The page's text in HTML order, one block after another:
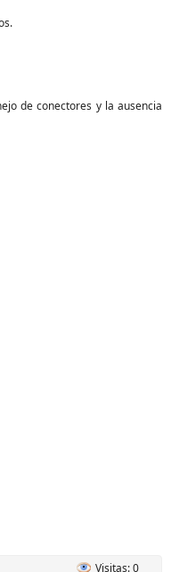
de conectores y la ausencia
Visitas: 0